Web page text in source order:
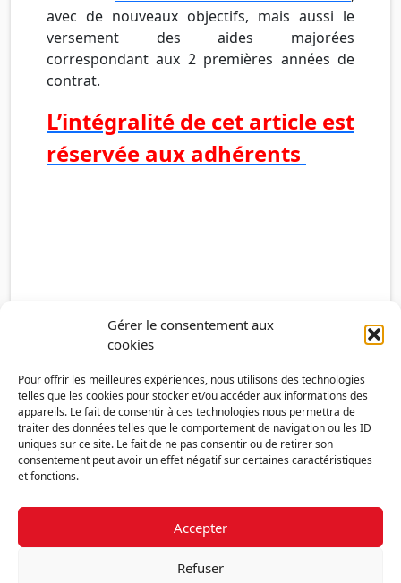
Gérer le consentement aux
cookies
Pour offrir les meilleures expériences, nous utilisons des technologies
telles que les cookies pour stocker et/ou accéder aux informations des
appareils. Le fait de consentir à ces technologies nous permettra de
traiter des données telles que le comportement de navigation ou les ID
uniques sur ce site. Le fait de ne pas consentir ou de retirer son
consentement peut avoir un effet négatif sur certaines caractéristiques
et fonctions.
Accepter
Refuser
avec de nouveaux objectifs, mais aussi le
versement des aides majorées
correspondant aux 2 premières années de
contrat.
L’intégralité de cet article est
réservée aux adhérents
Politique de confidentialité
RGPD
Nous contacter